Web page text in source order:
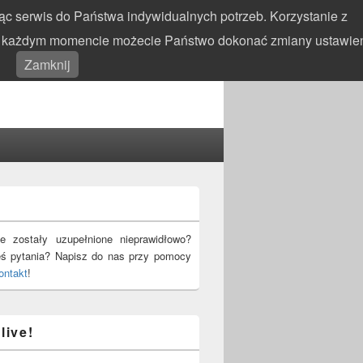
for:
zostały uzupełnione nieprawidłowo?
pytania? Napisz do nas przy pomocy
!
serwis do Państwa indywidualnych potrzeb. Korzystanie z
momencie możecie Państwo dokonać zmiany
Zamknij